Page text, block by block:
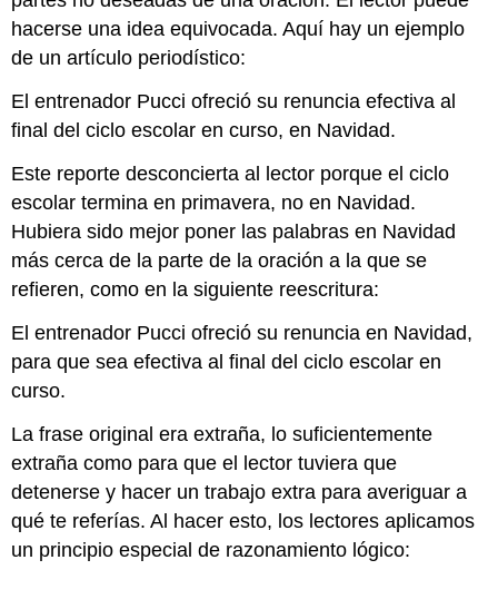
hacerse una idea equivocada. Aquí hay un ejemplo
de un artículo periodístico:
El entrenador Pucci ofreció su renuncia efectiva al
final del ciclo escolar en curso, en Navidad.
Este reporte desconcierta al lector porque el ciclo
escolar termina en primavera, no en Navidad.
Hubiera sido mejor poner las palabras en Navidad
más cerca de la parte de la oración a la que se
refieren, como en la siguiente reescritura:
El entrenador Pucci ofreció su renuncia en Navidad,
para que sea efectiva al final del ciclo escolar en
curso.
La frase original era extraña, lo suficientemente
extraña como para que el lector tuviera que
detenerse y hacer un trabajo extra para averiguar a
qué te referías. Al hacer esto, los lectores aplicamos
un principio especial de razonamiento lógico: